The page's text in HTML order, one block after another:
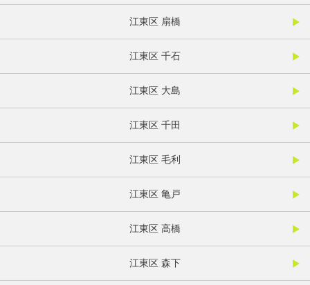
江東区 扇橋
江東区 千石
江東区 大島
江東区 千田
江東区 毛利
江東区 亀戸
江東区 高橋
江東区 森下